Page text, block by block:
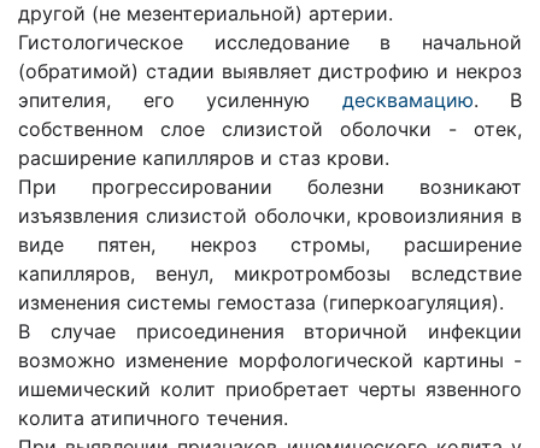
другой (не мезентериальной) артерии.
Гистологическое исследование в начальной
(обратимой) стадии выявляет дистрофию и некроз
эпителия, его усиленную десквамацию. В
собственном слое слизистой оболочки - отек,
расширение капилляров и стаз крови.
При прогрессировании болезни возникают
изъязвления слизистой оболочки, кровоизлияния в
виде пятен, некроз стромы, расширение
капилляров, венул, микротромбозы вследствие
изменения системы гемостаза (гиперкоагуляция).
В случае присоединения вторичной инфекции
возможно изменение морфологической картины -
ишемический колит приобретает черты язвенного
колита атипичного течения.